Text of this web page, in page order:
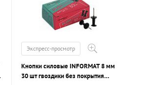
Экспресс-просмотр
Кнопки силовые INFORMAT 8 мм
30 шт гвоздики без покрытия